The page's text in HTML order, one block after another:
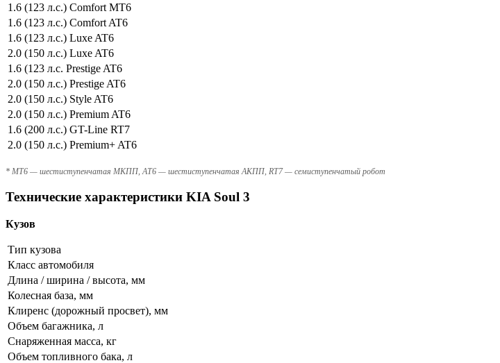
1.6 (123 л.с.) Comfort MT6
1.6 (123 л.с.) Comfort AT6
1.6 (123 л.с.) Luxe AT6
2.0 (150 л.с.) Luxe AT6
1.6 (123 л.с. Prestige AT6
2.0 (150 л.с.) Prestige AT6
2.0 (150 л.с.) Style AT6
2.0 (150 л.с.) Premium AT6
1.6 (200 л.с.) GT-Line RT7
2.0 (150 л.с.) Premium+ AT6
* MT6 — шестиступенчатая МКПП, AT6 — шестиступенчатая АКПП, RT7 — семиступенчатый робот
Технические характеристики KIA Soul 3
Кузов
Тип кузова
Класс автомобиля
Длина / ширина / высота, мм
Колесная база, мм
Клиренс (дорожный просвет), мм
Объем багажника, л
Снаряженная масса, кг
Объем топливного бака, л